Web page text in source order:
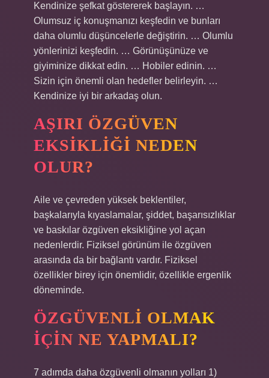
Kendinize şefkat göstererek başlayın. …
Olumsuz iç konuşmanızı keşfedin ve bunları
daha olumlu düşüncelerle değiştirin. … Olumlu
yönlerinizi keşfedin. … Görünüşünüze ve
giyiminize dikkat edin. … Hobiler edinin. …
Sizin için önemli olan hedefler belirleyin. …
Kendinize iyi bir arkadaş olun.
AŞIRI ÖZGÜVEN
EKSIKLIĞI NEDEN
OLUR?
Aile ve çevreden yüksek beklentiler,
başkalarıyla kıyaslamalar, şiddet, başarısızlıklar
ve baskılar özgüven eksikliğine yol açan
nedenlerdir. Fiziksel görünüm ile özgüven
arasında da bir bağlantı vardır. Fiziksel
özellikler birey için önemlidir, özellikle ergenlik
döneminde.
ÖZGÜVENLI OLMAK
IÇIN NE YAPMALI?
7 adımda daha özgüvenli olmanın yolları 1)